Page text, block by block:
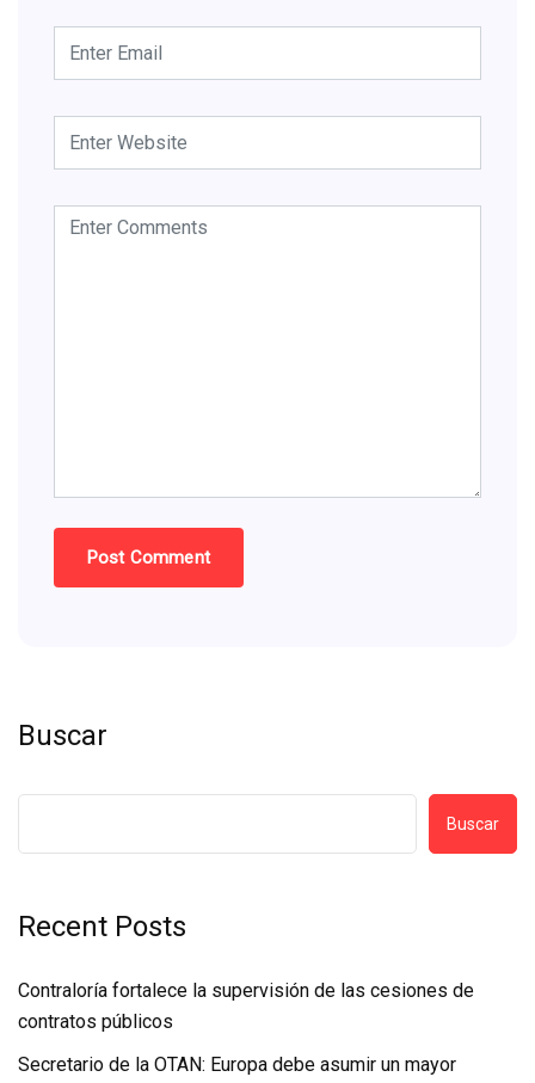
Buscar
Buscar
Recent Posts
Contraloría fortalece la supervisión de las cesiones de
contratos públicos
Secretario de la OTAN: Europa debe asumir un mayor